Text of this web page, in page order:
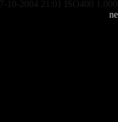
10-2004 21:01 ISO400